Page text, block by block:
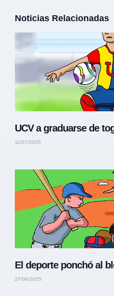
Noticias Relacionadas
UCV a graduarse de
11/07/2025
El deporte ponchó al
27/06/2025